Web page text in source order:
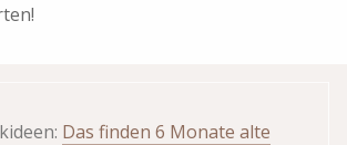
Das finden 6 Monate alte